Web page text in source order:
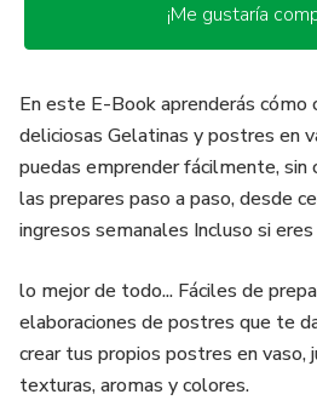
¡Me gustaría
En este E-Book aprenderás cómo
deliciosas Gelatinas y postres en
puedas emprender fácilmente, sin
las prepares paso a paso, desde
ingresos semanales Incluso si eres
lo mejor de todo... Fáciles de
elaboraciones de postres que te
crear tus propios postres en vaso,
texturas, aromas y colores.